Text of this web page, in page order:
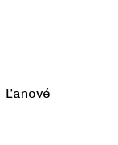
Ľanové